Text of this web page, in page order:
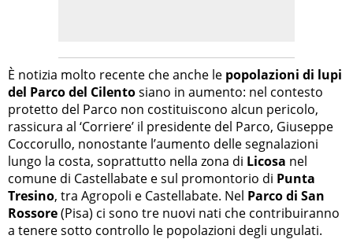
È notizia molto recente che anche le popolazioni di lupi
del Parco del Cilentosiano in aumento: nel contesto
protetto del Parco non costituiscono alcun pericolo,
rassicura al ‘Corriere’ il presidente del Parco, Giuseppe
Coccorullo, nonostante l’aumento delle segnalazioni
lungo la costa, soprattutto nella zona di Licosa nel
comune di Castellabate e sul promontorio di Punta
Tresino, tra Agropoli e Castellabate. Nel Parco di San
Rossore(Pisa) ci sono tre nuovi nati che contribuiranno
a tenere sotto controllo le popolazioni degli ungulati.